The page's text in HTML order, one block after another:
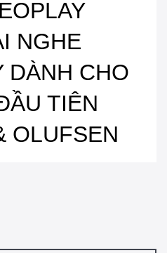
NGHE
DÀNH CHO
TIÊN
OLUFSEN